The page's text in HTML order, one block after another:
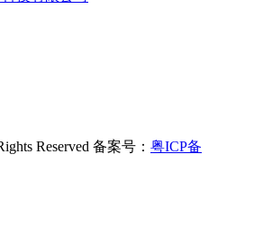
Reserved 备案号： 粤ICP备